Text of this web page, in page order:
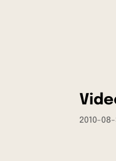
2010-08-